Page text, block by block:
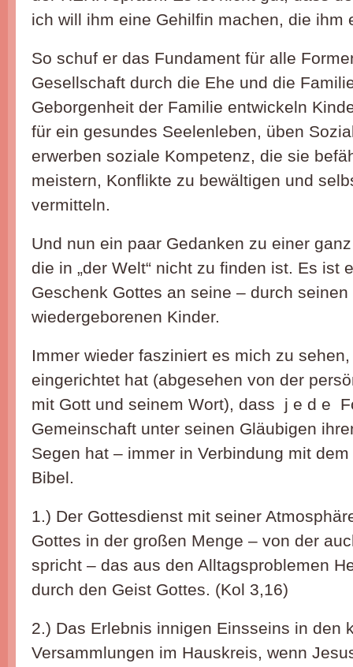
ich will ihm eine Gehilfin machen, die ihm
So schuf er das Fundament für alle
Gesellschaft durch die Ehe und die
Geborgenheit der Familie entwickeln
für ein gesundes Seelenleben, üben
erwerben soziale Kompetenz, die sie
meistern, Konflikte zu bewältigen und
vermitteln.
Und nun ein paar Gedanken zu einer
die in „der Welt“ nicht zu finden ist. Es ist
Geschenk Gottes an seine – durch seinen
wiedergeborenen Kinder.
Immer wieder fasziniert es mich zu
eingerichtet hat (abgesehen von der
mit Gott und seinem Wort), dass j e d e
Gemeinschaft unter seinen Gläubigen
Segen hat – immer in Verbindung mit
Bibel.
1.) Der Gottesdienst mit seiner
Gottes in der großen Menge – von der
spricht – das aus den Alltagsproblemen
durch den Geist Gottes. (Kol 3,16)
2.) Das Erlebnis innigen Einsseins in den
Versammlungen im Hauskreis, wenn